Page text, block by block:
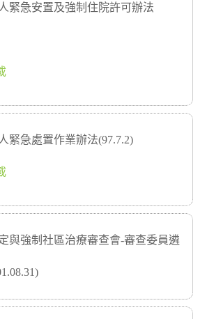
緊急安置及強制住院許可辦法
緊急處置作業辦法(97.7.2)
與強制社區治療審查會-審查委員遴